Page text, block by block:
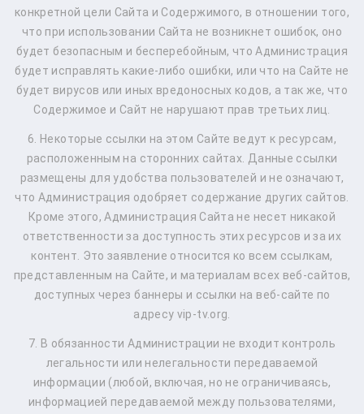
конкретной цели Сайта и Содержимого, в отношении того,
что при использовании Сайта не возникнет ошибок, оно
будет безопасным и бесперебойным, что Администрация
будет исправлять какие-либо ошибки, или что на Сайте не
будет вирусов или иных вредоносных кодов, а так же, что
Содержимое и Сайт не нарушают прав третьих лиц.
6. Некоторые ссылки на этом Сайте ведут к ресурсам,
расположенным на сторонних сайтах. Данные ссылки
размещены для удобства пользователей и не означают,
что Администрация одобряет содержание других сайтов.
Кроме этого, Администрация Сайта не несет никакой
ответственности за доступность этих ресурсов и за их
контент. Это заявление относится ко всем ссылкам,
представленным на Сайте, и материалам всех веб-сайтов,
доступных через баннеры и ссылки на веб-сайте по
адресу vip-tv.org.
7. В обязанности Администрации не входит контроль
легальности или нелегальности передаваемой
информации (любой, включая, но не ограничиваясь,
информацией передаваемой между пользователями,